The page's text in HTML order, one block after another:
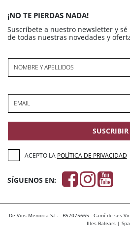
¡NO TE PIERDAS NADA!
Suscríbete a nuestro newsletter y
de todas nuestras novedades y
NOMBRE Y APELLIDOS
EMAIL
SUSCRIBIR
ACEPTO LA POLÍTICA DE PRIVACIDAD
SÍGUENOS EN:
De Vins Menorca S.L. - B57075665 - Camí de ses
Illes Balears |